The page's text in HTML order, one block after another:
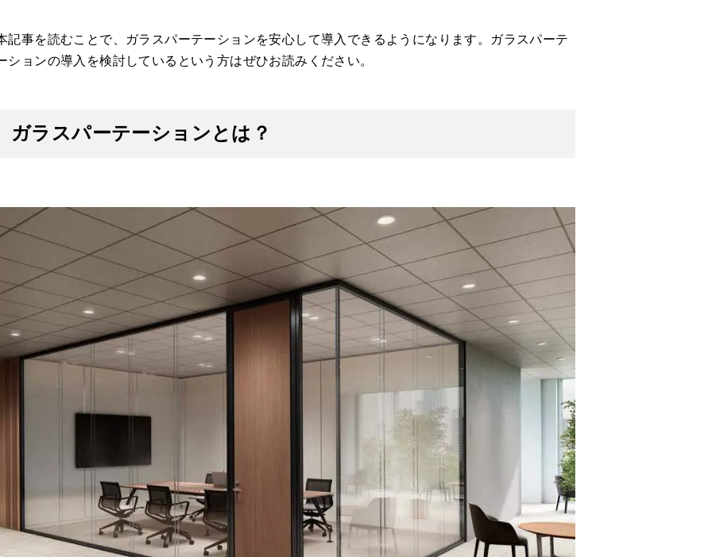
記事を読むことで、ガラスパーテーションを安心して導入できるようになります。ガラスパーテ
ションの導入を検討しているという方はぜひお読みください。
ガラスパーテーションとは？